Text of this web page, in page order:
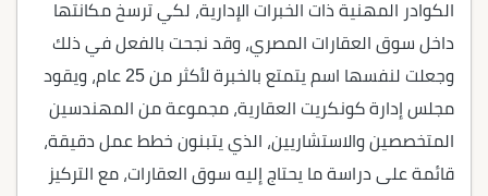
الكوادر المهنية ذات الخبرات الإدارية، لكي ترسخ مكانتها
داخل سوق العقارات المصري، وقد نجحت بالفعل في ذلك
وجعلت لنفسها اسم يتمتع بالخبرة لأكثر من 25 عام، ويقود
مجلس إدارة كونكريت العقارية، مجموعة من المهندسين
المتخصصين والاستشاريين، الذي يتبنون خطط عمل دقيقة،
قائمة على دراسة ما يحتاج إليه سوق العقارات، مع التركيز